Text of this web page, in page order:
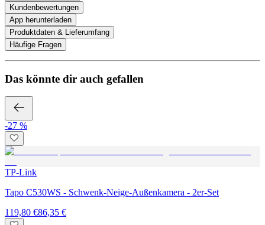
Kundenbewertungen
App herunterladen
Produktdaten & Lieferumfang
Häufige Fragen
Das könnte dir auch gefallen
-27 %
TP-Link
Tapo C530WS - Schwenk-Neige-Außenkamera - 2er-Set
119,80 €86,35 €